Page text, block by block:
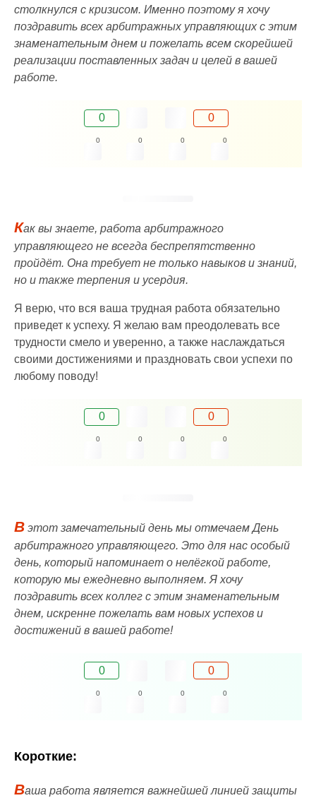
столкнулся с кризисом. Именно поэтому я хочу
поздравить всех арбитражных управляющих с этим
знаменательным днем и пожелать всем скорейшей
реализации поставленных задач и целей в вашей
работе.
0 0
0 0 0 0
Как вы знаете, работа арбитражного
управляющего не всегда беспрепятственно
пройдёт. Она требует не только навыков и знаний,
но и также терпения и усердия.
Я верю, что вся ваша трудная работа обязательно
приведет к успеху. Я желаю вам преодолевать все
трудности смело и уверенно, а также наслаждаться
своими достижениями и праздновать свои успехи по
любому поводу!
0 0
0 0 0 0
В этот замечательный день мы отмечаем День
арбитражного управляющего. Это для нас особый
день, который напоминает о нелёгкой работе,
которую мы ежедневно выполняем. Я хочу
поздравить всех коллег с этим знаменательным
днем, искренне пожелать вам новых успехов и
достижений в вашей работе!
0 0
0 0 0 0
Короткие:
Ваша работа является важнейшей линией защиты